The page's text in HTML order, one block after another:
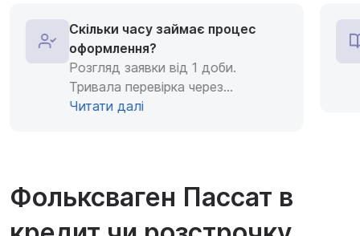
Скільки часу займає процес
оформлення?
Розгляд заявки від 1 доби.
Тривала перевірка через...
Читати далі
Фольксваген Пассат в